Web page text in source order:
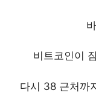
비트코인이
다시 38 근처까